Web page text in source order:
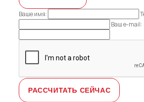
Ваше имя:
Ваш e-mail: